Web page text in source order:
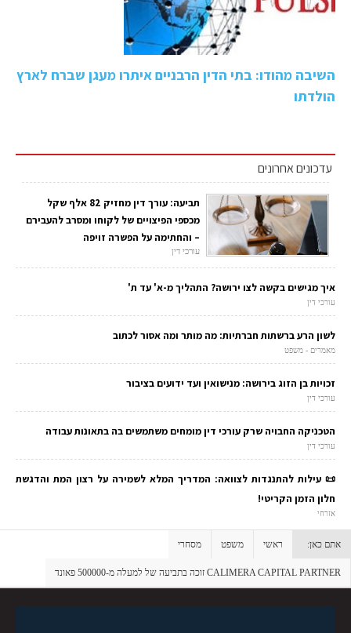
השיבה מהודו: בתי הדין הרבניים איתרו מעגן שברח לארץ
הולדתו
עדכונים אחרונים
תביעה: עורך דין מחזיק 82 אלף שקל
מכספי הפיצויים של לקוחו ומסרב להעבירם
– והחתימה על הפשרה זויפה
עורכי דין
איך מגישים בקשה לצו ירושה? התהליך מ-א' עד ת'
עורכי דין
לשון הרע ברשתות חברתיות: מה מותר ומה אסור לכתוב
מאמרים - משפט
זכויות בן הזוג בירושה: מנישואין ועד ידועים בציבור
עורכי דין
הטכניקה החבויה שרק עורכי דין מומחים משתמשים בה בתאונות עבודה
עורכי דין
📜 עילות להתנגדות לצוואה: המדריך המלא לשמירה על רצון המת והדגשת
חלון הזמן הקריטי!
אזרחי
אתם כאן: ראשי משפט מסחרי
CALIMERA CAPITAL PARTNER זוכה בתביעה של למעלה מ-500000 פאונד